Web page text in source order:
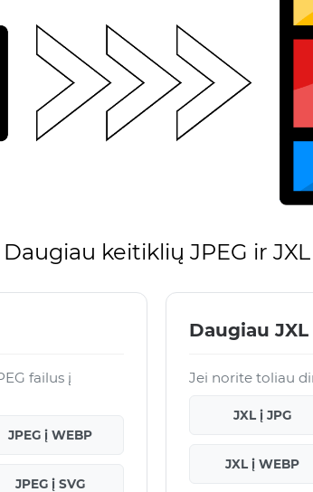
Daugiau keitiklių JPEG ir JXL
failus į
JPEG į WEBP
JPEG į SVG
Daugiau
Jei norite toliau
JXL į JPG
JXL į WEBP